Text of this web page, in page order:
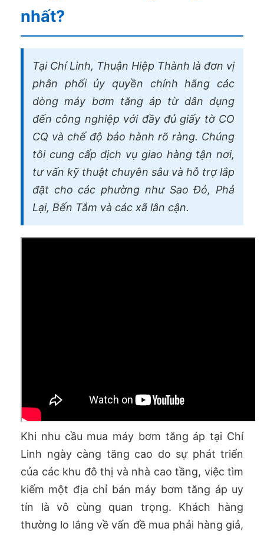
nhất?
Tại Chí Linh, Thuận Hiệp Thành là đơn vị
phân phối ủy quyền chính hãng các
dòng máy bơm tăng áp từ dân dụng
đến công nghiệp với đầy đủ giấy tờ CO
CQ và chế độ bảo hành rõ ràng. Chúng
tôi cung cấp dịch vụ giao hàng tận nơi,
tư vấn kỹ thuật chuyên sâu và hỗ trợ lắp
đặt cho các phường như Sao Đỏ, Phả
Lại, Bến Tắm và các xã lân cận.
Khi nhu cầu mua máy bơm tăng áp tại Chí
Linh ngày càng tăng cao do sự phát triển
của các khu đô thị và nhà cao tầng, việc tìm
kiếm một địa chỉ bán máy bơm tăng áp uy
tín là vô cùng quan trọng. Khách hàng
thường lo lắng về vấn đề mua phải hàng giả,